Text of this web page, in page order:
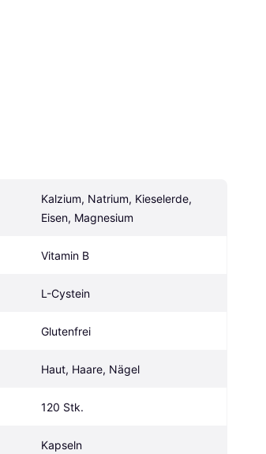
Kalzium, Natrium, Kieselerde,
Eisen, Magnesium
Vitamin B
L-Cystein
Glutenfrei
Haut, Haare, Nägel
120 Stk.
Kapseln